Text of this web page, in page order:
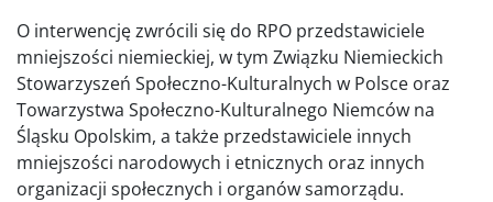
O interwencję zwrócili się do RPO przedstawiciele
mniejszości niemieckiej, w tym Związku Niemieckich
Stowarzyszeń Społeczno-Kulturalnych w Polsce oraz
Towarzystwa Społeczno-Kulturalnego Niemców na
Śląsku Opolskim, a także przedstawiciele innych
mniejszości narodowych i etnicznych oraz innych
organizacji społecznych i organów samorządu.